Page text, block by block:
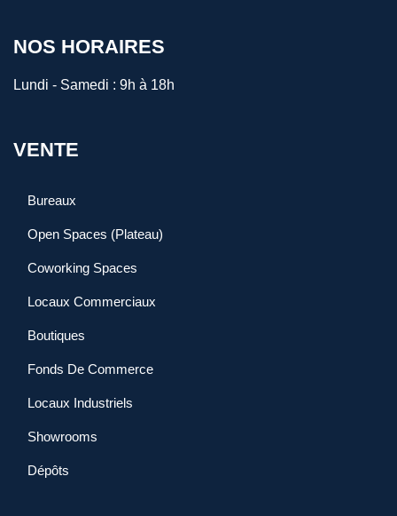
NOS HORAIRES
Lundi - Samedi : 9h à 18h
VENTE
Bureaux
Open Spaces (Plateau)
Coworking Spaces
Locaux Commerciaux
Boutiques
Fonds De Commerce
Locaux Industriels
Showrooms
Dépôts